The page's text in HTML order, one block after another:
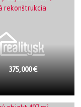
375,000 €